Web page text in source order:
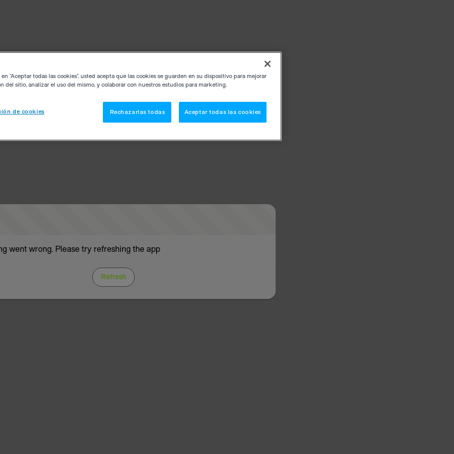
went wrong. Please try refreshing the app
Refresh
“Aceptar todas las cookies”, usted acepta que las cookies se guarden en su dispositivo para mejorar
del sitio, analizar el uso del mismo, y colaborar con nuestros estudios para marketing.
de cookies Rechazarlas todas Aceptar todas las cookies